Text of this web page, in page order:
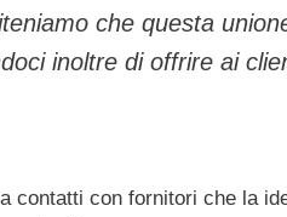
che questa
inoltre di offrire ai
contatti con fornitori che la